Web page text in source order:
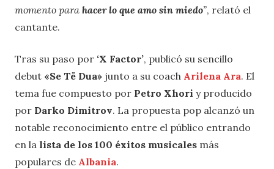
momento para hacer lo que amo sin miedo”, relató el
cantante.
Tras su paso por ‘X Factor’, publicó su sencillo
debut «Se Të Dua» junto a su coach Arilena Ara. El
tema fue compuesto por Petro Xhori y producido
por Darko Dimitrov. La propuesta pop alcanzó un
notable reconocimiento entre el público entrando
en la lista de los 100 éxitos musicales más
populares de Albania.